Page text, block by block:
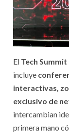
El Tech Summit
incluye
interactivas,
exclusivo de
intercambian
primera mano